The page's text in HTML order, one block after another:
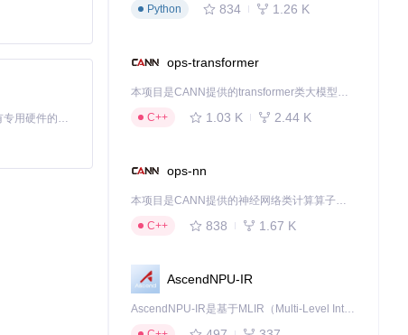
基于Python的Xiaozhi AI，适用于想要完整Xiaozhi体验而无需拥有专用硬件的用户。
Python
834 1.26 K
ops-transformer
本项目是CANN提供的transformer类大模型算子库，实现网络在NPU上加速计算。
C++
1.03 K 2.44 K
ops-nn
本项目是CANN提供的神经网络类计算算子库，实现网络在NPU上加速计算。
C++
838 1.67 K
AscendNPU-IR
AscendNPU-IR是基于MLIR（Multi-Level Intermediate Representation）构建的，面向昇腾亲和算子编译时使用的中间表示，提供昇腾完备表达能力，通过编译优化提升昇腾AI处理器计算效率，支持通过生态框架使能昇腾AI处理器与深度调优